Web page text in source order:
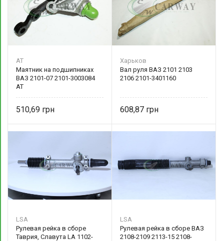
AT
Маятник на подшипниках
ВАЗ 2101-07 2101-3003084
AT
510,69
Харьков
Вал руля ВАЗ 2101 2103
2106 2101-3401160
608,87
LSA
Рулевая рейка в сборе
Таврия, Славута LA 1102-
LSA
Рулевая рейка в сборе ВАЗ
2108-2109 2113-15 2108-